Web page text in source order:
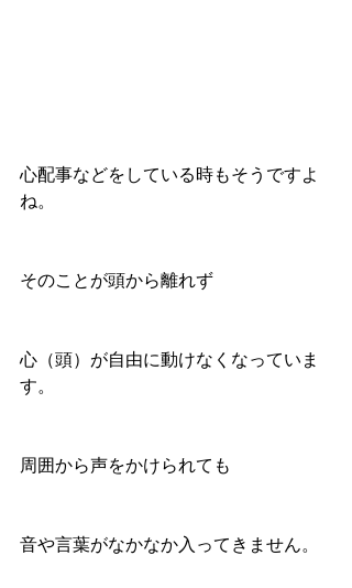
心配事などをしている時もそうですよ
ね。
そのことが頭から離れず
心（頭）が自由に動けなくなっていま
す。
周囲から声をかけられても
音や言葉がなかなか入ってきません。